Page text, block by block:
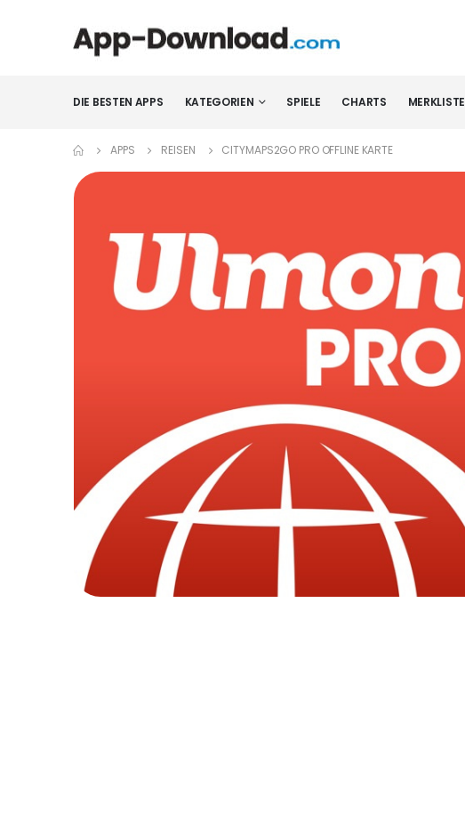
DIE BESTEN APPS KATEGORIEN SPIELE CHARTS MERKLISTE
APPS REISEN CITYMAPS2GO PRO OFFLINE KARTE